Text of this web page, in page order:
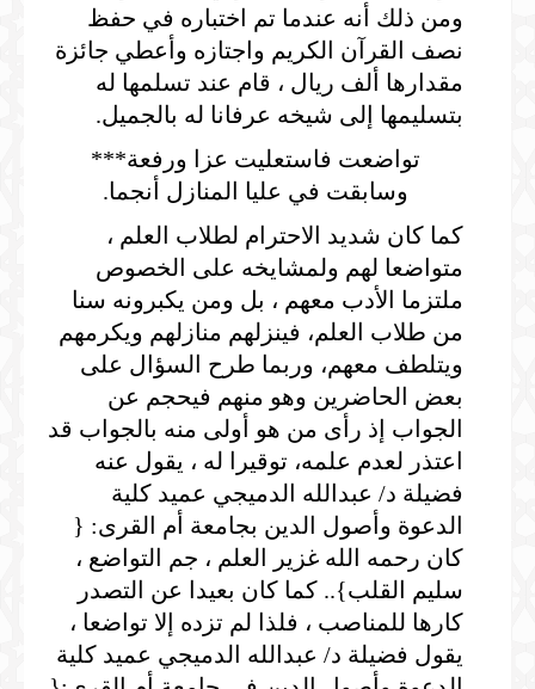
ومن ذلك أنه عندما تم اختباره في حفظ
نصف القرآن الكريم واجتازه وأعطي جائزة
مقدارها ألف ريال ، قام عند تسلمها له
بتسليمها إلى شيخه عرفانا له بالجميل.
تواضعت فاستعليت عزا ورفعة***
وسابقت في عليا المنازل أنجما.
كما كان شديد الاحترام لطلاب العلم ،
متواضعا لهم ولمشايخه على الخصوص
ملتزما الأدب معهم ، بل ومن يكبرونه سنا
من طلاب العلم، فينزلهم منازلهم ويكرمهم
ويتلطف معهم، وربما طرح السؤال على
بعض الحاضرين وهو منهم فيحجم عن
الجواب إذ رأى من هو أولى منه بالجواب قد
اعتذر لعدم علمه، توقيرا له ، يقول عنه
فضيلة د/ عبدالله الدميجي عميد كلية
الدعوة وأصول الدين بجامعة أم القرى: {
كان رحمه الله غزير العلم ، جم التواضع ،
سليم القلب}.. كما كان بعيدا عن التصدر
كارها للمناصب ، فلذا لم تزده إلا تواضعا ،
يقول فضيلة د/ عبدالله الدميجي عميد كلية